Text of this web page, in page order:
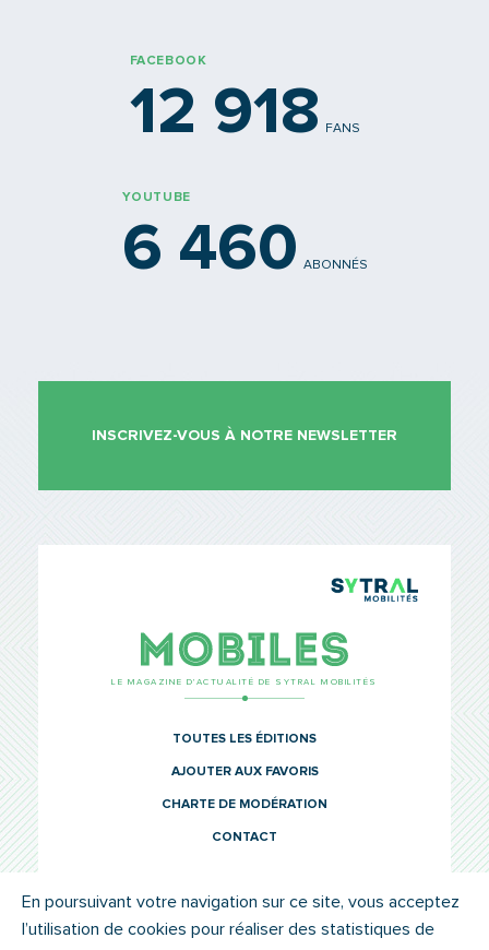
FACEBOOK
12 918 FANS
YOUTUBE
6 460 ABONNÉS
INSCRIVEZ-VOUS À NOTRE NEWSLETTER
LE MAGAZINE D’ACTUALITÉ DE SYTRAL MOBILITÉS
TOUTES LES ÉDITIONS
AJOUTER AUX FAVORIS
CHARTE DE MODÉRATION
CONTACT
© SYTRAL MOBILITÉS 2022 MENTIONS LÉGALES
En poursuivant votre navigation sur ce site, vous acceptez
l’utilisation de cookies pour réaliser des statistiques de